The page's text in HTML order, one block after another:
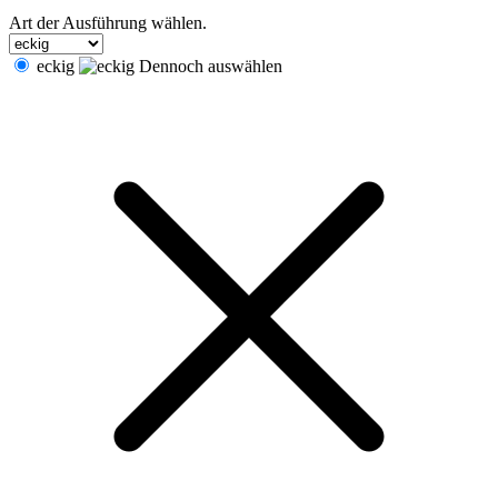
Art der Ausführung wählen.
eckig Dennoch auswählen